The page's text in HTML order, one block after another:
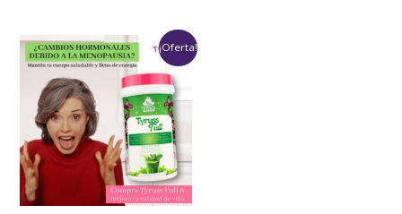
¡Oferta!
Rango
de
precios:
desde
$89,900
hasta
$179,800